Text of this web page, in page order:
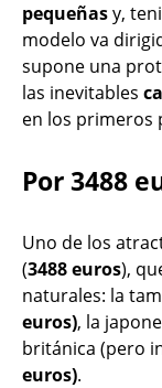
pequeñasy,
modelo va
supone una
las inevitables
en los primeros
Por 3488
Uno de los
(3488 euros),
naturales: la
euros), la
británica (pero
euros).